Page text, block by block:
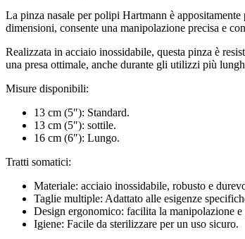
La pinza nasale per polipi Hartmann è
dimensioni, consente una manipolazione precisa e
Realizzata in acciaio inossidabile, questa pinza è
una presa ottimale, anche durante gli utilizzi più
Misure disponibili:
13 cm (5″): Standard.
13 cm (5″): sottile.
16 cm (6″): Lungo.
Tratti somatici:
Materiale: acciaio inossidabile, robusto e
Taglie multiple: Adattato alle esigenze
Design ergonomico: facilita la manipolazione
Igiene: Facile da sterilizzare per un uso sicuro.